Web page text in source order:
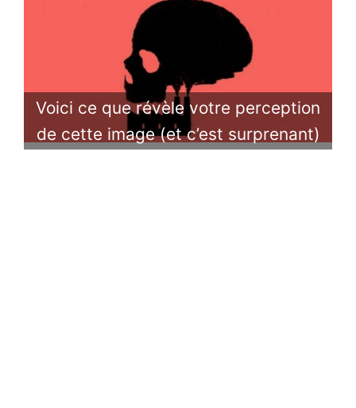
Voici ce que révèle votre perception
de cette image (et c’est surprenant)